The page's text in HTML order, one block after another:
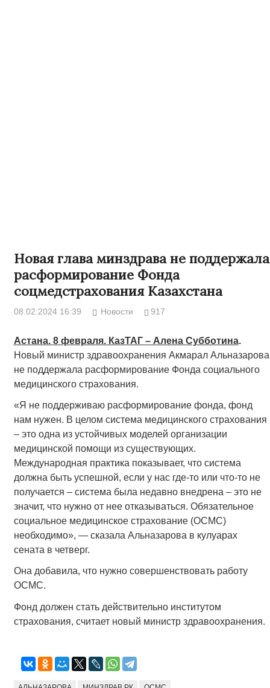
Новая глава минздрава не поддержала
расформирование Фонда
соцмедстрахования Казахстана
08.02.2024 16:39 Новости 917
Астана. 8 февраля. КазТАГ – Алена Субботина.
Новый министр здравоохранения Акмарал Альназарова
не поддержала расформирование Фонда социального
медицинского страхования.
«Я не поддерживаю расформирование фонда, фонд
нам нужен. В целом система медицинского страхования
– это одна из устойчивых моделей организации
медицинской помощи из существующих.
Международная практика показывает, что система
должна быть успешной, если у нас где-то или что-то не
получается – система была недавно внедрена – это не
значит, что нужно от нее отказываться. Обязательное
социальное медицинское страхование (ОСМС)
необходимо», — сказала Альназарова в кулуарах
сената в четверг.
Она добавила, что нужно совершенствовать работу
ОСМС.
Фонд должен стать действительно институтом
страхования, считает новый министр здравоохранения.